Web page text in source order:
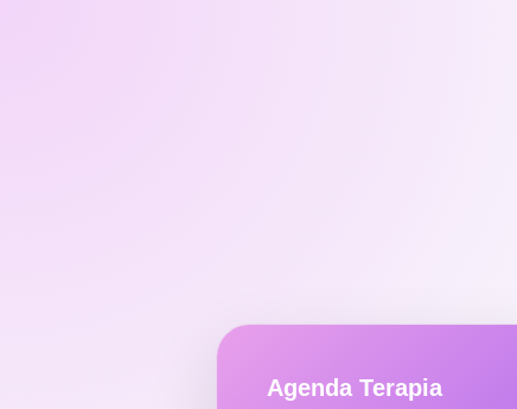
Agenda Terapia